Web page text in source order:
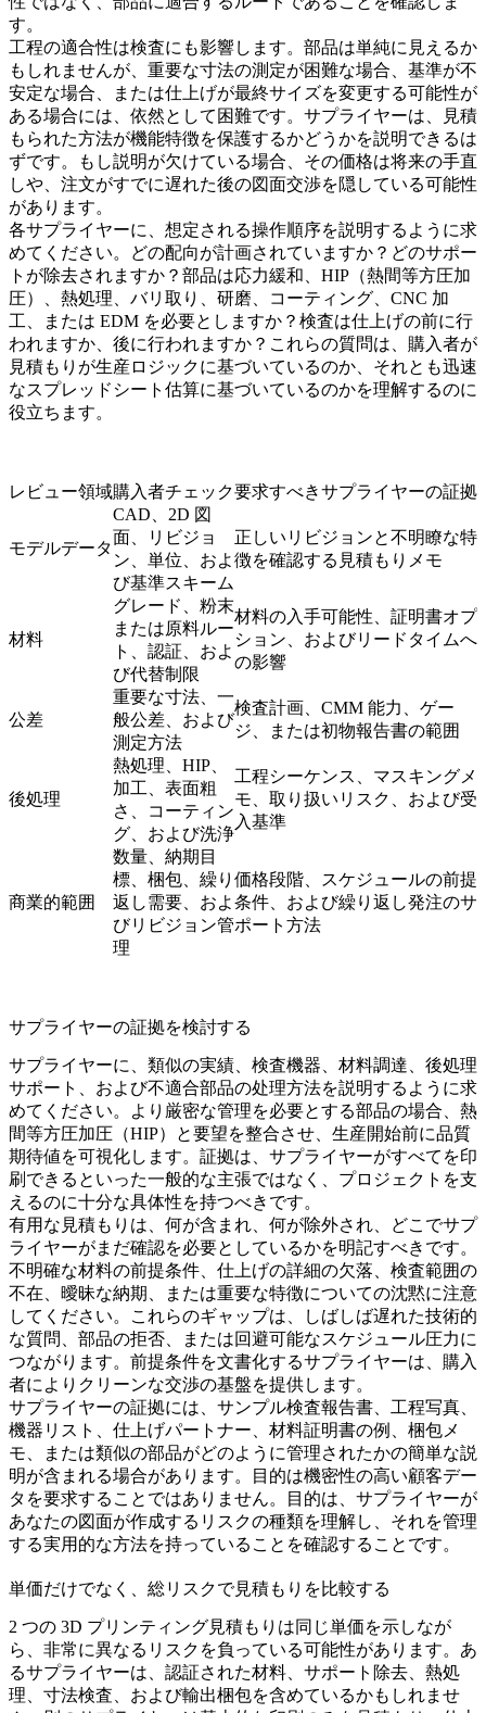
す。
工程の適合性は検査にも影響します。部品は単純に見えるか
もしれませんが、重要な寸法の測定が困難な場合、基準が不
安定な場合、または仕上げが最終サイズを変更する可能性が
ある場合には、依然として困難です。サプライヤーは、見積
もられた方法が機能特徴を保護するかどうかを説明できるは
ずです。もし説明が欠けている場合、その価格は将来の手直
しや、注文がすでに遅れた後の図面交渉を隠している可能性
があります。
各サプライヤーに、想定される操作順序を説明するように求
めてください。どの配向が計画されていますか？どのサポー
トが除去されますか？部品は応力緩和、HIP（熱間等方圧加
圧）、熱処理、バリ取り、研磨、コーティング、CNC 加
工、または EDM を必要としますか？検査は仕上げの前に行
われますか、後に行われますか？これらの質問は、購入者が
見積もりが生産ロジックに基づいているのか、それとも迅速
なスプレッドシート估算に基づいているのかを理解するのに
役立ちます。
レビュー領域購入者チェック要求すべきサプライヤーの証拠
モデルデータ
CAD、2D 図
面、リビジョ
ン、単位、およ
び基準スキーム
正しいリビジョンと不明瞭な特
徴を確認する見積もりメモ
材料
グレード、粉末
または原料ルー
ト、認証、およ
び代替制限
材料の入手可能性、証明書オプ
ション、およびリードタイムへ
の影響
公差
重要な寸法、一
般公差、および
測定方法
検査計画、CMM 能力、ゲー
ジ、または初物報告書の範囲
後処理
熱処理、HIP、
加工、表面粗
さ、コーティン
グ、および洗浄
工程シーケンス、マスキングメ
モ、取り扱いリスク、および受
入基準
商業的範囲
数量、納期目
標、梱包、繰り
返し需要、およ
びリビジョン管
理
価格段階、スケジュールの前提
条件、および繰り返し発注のサ
ポート方法
サプライヤーの証拠を検討する
サプライヤーに、類似の実績、検査機器、材料調達、後処理
サポート、および不適合部品の处理方法を説明するように求
めてください。より厳密な管理を必要とする部品の場合、 熱
間等方圧加圧（HIP）
と要望を整合させ、生産開始前に品質
期待値を可視化します。証拠は、サプライヤーがすべてを印
刷できるといった一般的な主張ではなく、プロジェクトを支
えるのに十分な具体性を持つべきです。
有用な見積もりは、何が含まれ、何が除外され、どこでサプ
ライヤーがまだ確認を必要としているかを明記すべきです。
不明確な材料の前提条件、仕上げの詳細の欠落、検査範囲の
不在、曖昧な納期、または重要な特徴についての沈黙に注意
してください。これらのギャップは、しばしば遅れた技術的
な質問、部品の拒否、または回避可能なスケジュール圧力に
つながります。前提条件を文書化するサプライヤーは、購入
者によりクリーンな交渉の基盤を提供します。
サプライヤーの証拠には、サンプル検査報告書、工程写真、
機器リスト、仕上げパートナー、材料証明書の例、梱包メ
モ、または類似の部品がどのように管理されたかの簡単な説
明が含まれる場合があります。目的は機密性の高い顧客デー
タを要求することではありません。目的は、サプライヤーが
あなたの図面が作成するリスクの種類を理解し、それを管理
する実用的な方法を持っていることを確認することです。
単価だけでなく、総リスクで見積もりを比較する
2 つの 3D プリンティング見積もりは同じ単価を示しなが
ら、非常に異なるリスクを負っている可能性があります。あ
るサプライヤーは、認証された材料、サポート除去、熱処
理、寸法検査、および輸出梱包を含めているかもしれませ